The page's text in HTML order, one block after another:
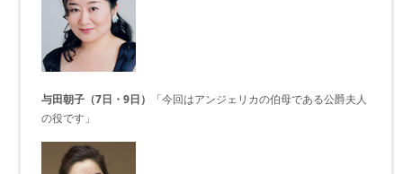
与田朝子（7日・9日）
「今回はアンジェリカの伯母である公爵夫人
の役です」